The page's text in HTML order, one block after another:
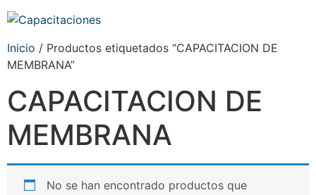
Inicio / Productos etiquetados “CAPACITACION DE
MEMBRANA”
CAPACITACION DE
MEMBRANA
No se han encontrado productos que